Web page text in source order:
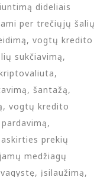
dideliais
per trečiųjų šalių
vogtų kredito
sukčiavimą,
šantažą,
vogtų kredito
prekių
medžiagų
įsilaužimą,